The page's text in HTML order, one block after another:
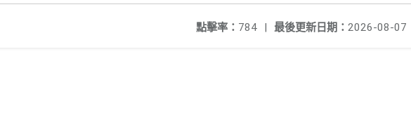
最後更新日期： 2026-08-07
點擊率： 784 |